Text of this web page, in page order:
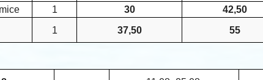
1 30 42,50
1 37,50 55